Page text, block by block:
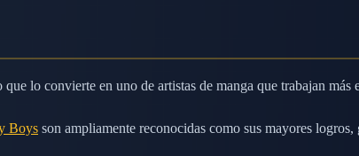
lo convierte en uno de artistas de manga que trabajan más
Boys son ampliamente reconocidas como sus mayores